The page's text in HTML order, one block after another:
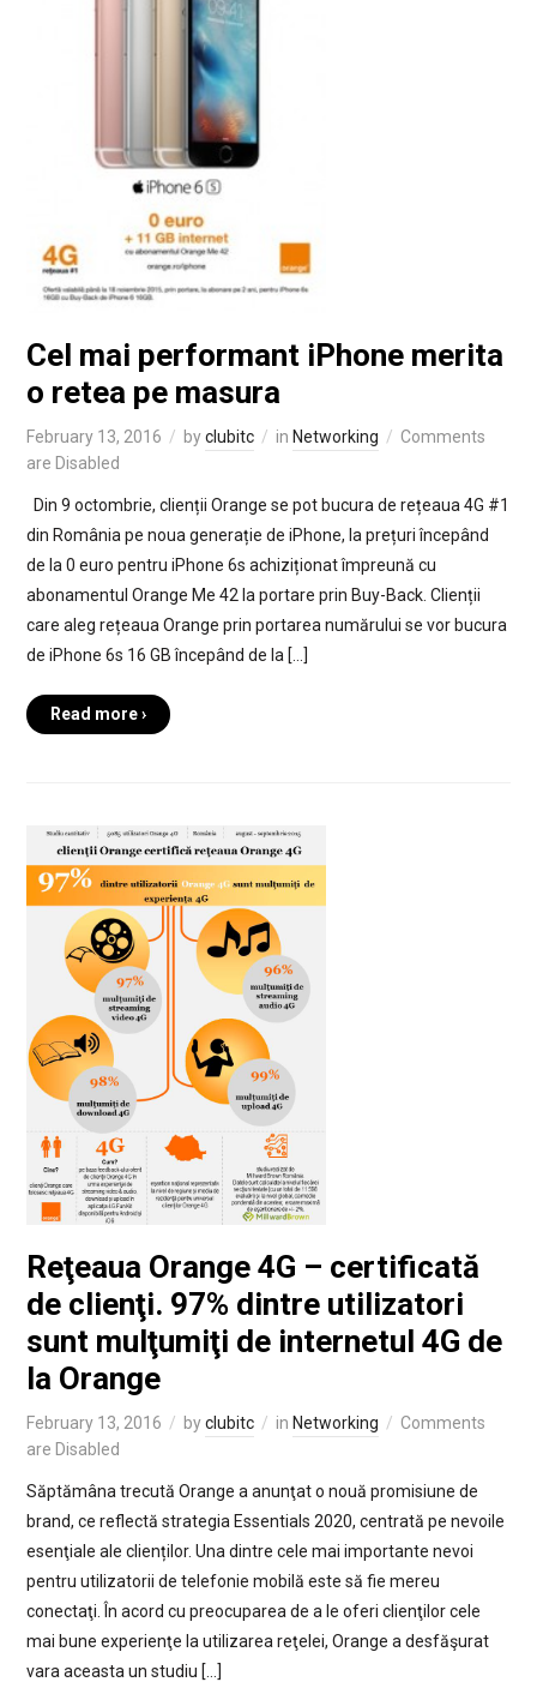
Cel mai performant iPhone merita
o retea pe masura
February 13, 2016 byclubitc in Networking
Comments
are Disabled
Din 9 octombrie, clienții Orange se pot bucura de rețeaua 4G #1
din România pe noua generație de iPhone, la prețuri începând
de la 0 euro pentru iPhone 6s achiziționat împreună cu
abonamentul Orange Me 42 la portare prin Buy-Back. Clienții
care aleg rețeaua Orange prin portarea numărului se vor bucura
de iPhone 6s 16 GB începând de la […]
Read more ›
Reţeaua Orange 4G – certificată
de clienţi. 97% dintre utilizatori
sunt mulţumiţi de internetul 4G de
la Orange
February 13, 2016 byclubitc in Networking
Comments
are Disabled
Săptămâna trecută Orange a anunţat o nouă promisiune de
brand, ce reflectă strategia Essentials 2020, centrată pe nevoile
esenţiale ale clienților. Una dintre cele mai importante nevoi
pentru utilizatorii de telefonie mobilă este să fie mereu
conectaţi. În acord cu preocuparea de a le oferi clienţilor cele
mai bune experienţe la utilizarea reţelei, Orange a desfăşurat
vara aceasta un studiu […]